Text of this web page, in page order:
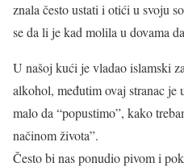
znala često ustati i otići u svoju
se da li je kad molila u dovama
U našoj kući je vladao islamski
alkohol, međutim ovaj stranac je
malo da “popustimo”, kako
načinom života”.
Često bi nas ponudio pivom i